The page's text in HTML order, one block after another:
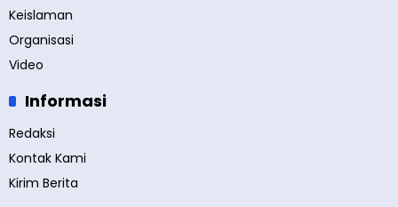
Keislaman
Organisasi
Video
Informasi
Redaksi
Kontak Kami
Kirim Berita